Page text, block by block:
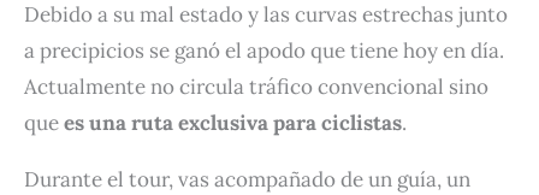
Debido a su mal estado y las curvas estrechas junto
a precipicios se ganó el apodo que tiene hoy en día.
Actualmente no circula tráfico convencional sino
quees una ruta exclusiva para ciclistas.
Durante el tour, vas acompañado de un guía, un